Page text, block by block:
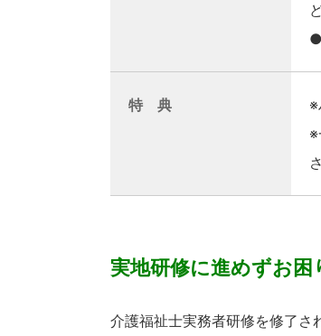
特 典
実地研修に進めずお
介護福祉士実務者研修を修了さ